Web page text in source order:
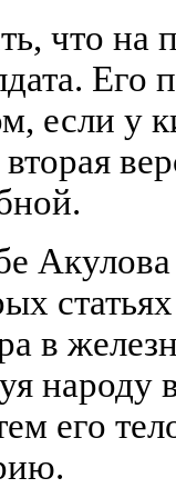
что на
Его
если у
в
народу
его